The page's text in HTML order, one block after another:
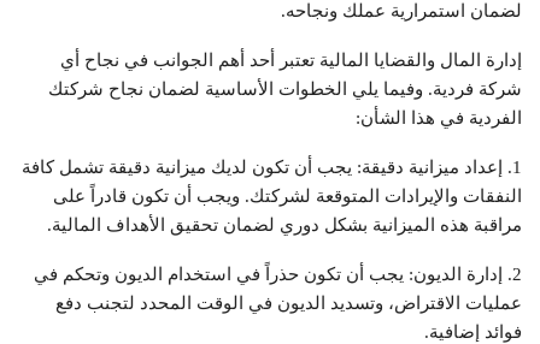
لضمان استمرارية عملك ونجاحه.
إدارة المال والقضايا المالية تعتبر أحد أهم الجوانب في نجاح أي
شركة فردية. وفيما يلي الخطوات الأساسية لضمان نجاح شركتك
الفردية في هذا الشأن:
1. إعداد ميزانية دقيقة: يجب أن تكون لديك ميزانية دقيقة تشمل كافة
النفقات والإيرادات المتوقعة لشركتك. ويجب أن تكون قادراً على
مراقبة هذه الميزانية بشكل دوري لضمان تحقيق الأهداف المالية.
2. إدارة الديون: يجب أن تكون حذراً في استخدام الديون وتحكم في
عمليات الاقتراض، وتسديد الديون في الوقت المحدد لتجنب دفع
فوائد إضافية.